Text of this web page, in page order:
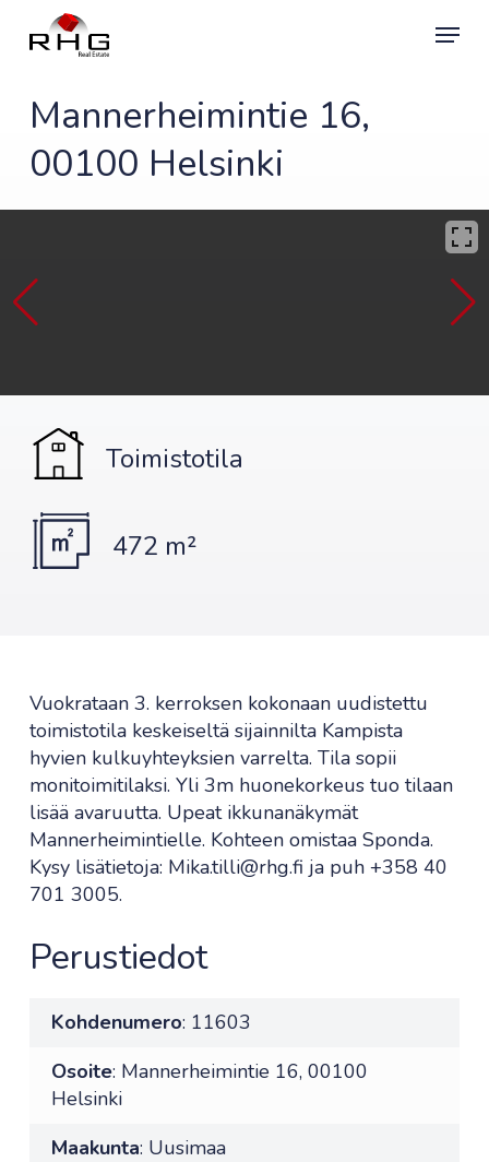
Menu
Mannerheimintie 16,
00100 Helsinki
Toimistotila
472 m²
Vuokrataan 3. kerroksen kokonaan uudistettu
toimistotila keskeiseltä sijainnilta Kampista
hyvien kulkuyhteyksien varrelta. Tila sopii
monitoimitilaksi. Yli 3m huonekorkeus tuo tilaan
lisää avaruutta. Upeat ikkunanäkymät
Mannerheimintielle. Kohteen omistaa Sponda.
Kysy lisätietoja: Mika.tilli@rhg.fi ja puh +358 40
701 3005.
Perustiedot
Kohdenumero: 11603
Osoite: Mannerheimintie 16, 00100
Helsinki
Maakunta: Uusimaa